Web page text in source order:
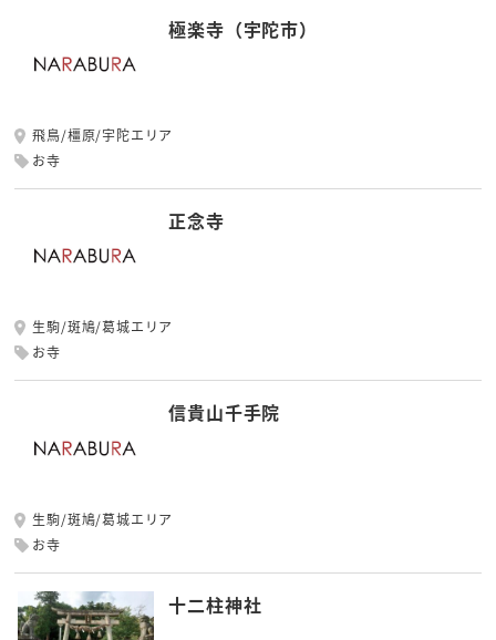
極楽寺（宇陀市）
飛鳥/橿原/宇陀エリア
お寺
正念寺
生駒/斑鳩/葛城エリア
お寺
信貴山千手院
生駒/斑鳩/葛城エリア
お寺
十二柱神社